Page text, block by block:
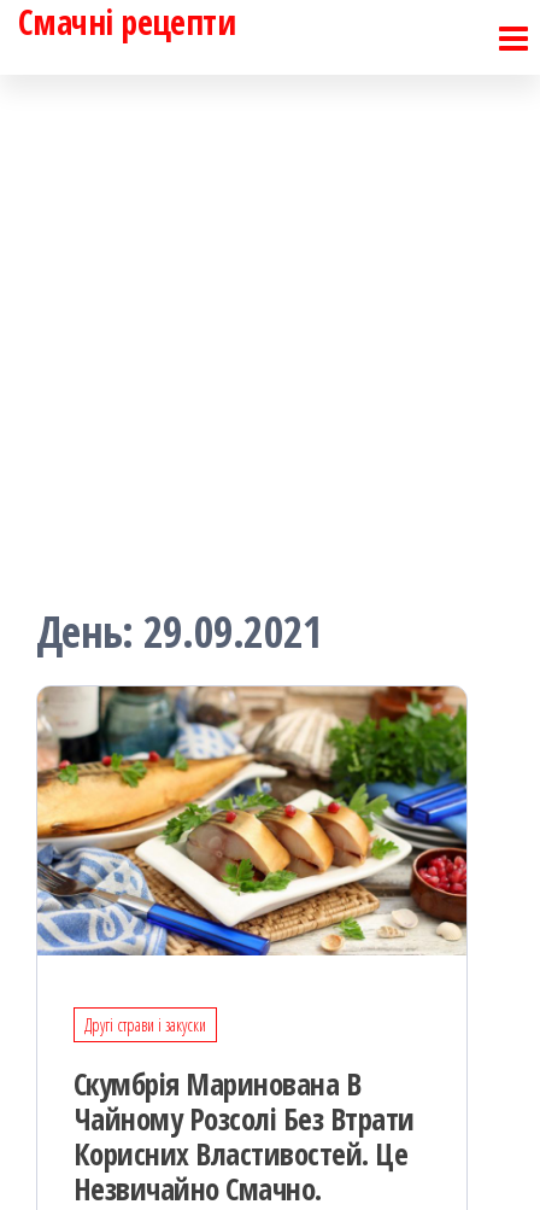
Перейти
Смачні рецепти
День: 29.09.2021
Другі страви і закуски
Скумбрія Маринована В
Чайному Розсолі Без Втрати
Корисних Властивостей. Це
Незвичайно Смачно.